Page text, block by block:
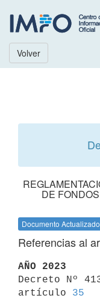
Volver
DE
Documento Actualizado
Referencias al
AÑO 2023
Decreto Nº
artículo 35